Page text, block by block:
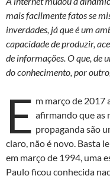
o
n
o
o
k
A
p
p
mais facilmente fatos se
inverdades, já que é um
capacidade de produzir,
de informações. O que, de
do conhecimento, por
E m março de 2017
afirmando que as
propaganda são
claro, não é novo. Basta
em março de 1994, uma
Paulo ficou conhecida